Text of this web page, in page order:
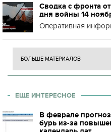
Сводка с фронта
дня войны 14
Оперативная
БОЛЬШЕ МАТЕРИАЛОВ
ЕЩЕ ИНТЕРЕСНОЕ
В феврале
бурь из-за